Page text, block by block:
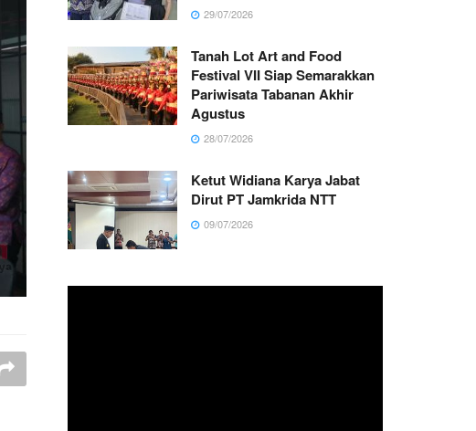
29/07/2026
Tanah Lot Art and Food
Festival VII Siap Semarakkan
Pariwisata Tabanan Akhir
Agustus
28/07/2026
Ketut Widiana Karya Jabat
Dirut PT Jamkrida NTT
09/07/2026